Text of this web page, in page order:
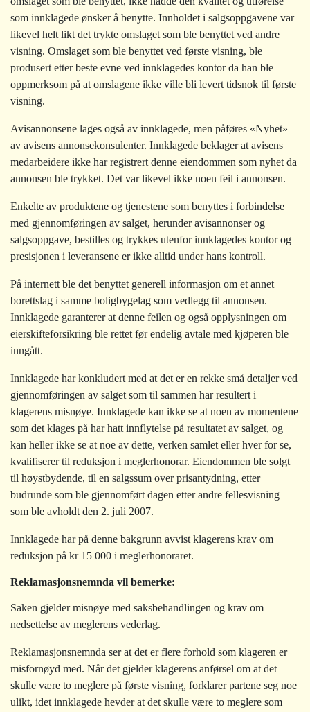
som innklagede ønsker å benytte. Innholdet i salgsoppgavene var
likevel helt likt det trykte omslaget som ble benyttet ved andre
visning. Omslaget som ble benyttet ved første visning, ble
produsert etter beste evne ved innklagedes kontor da han ble
oppmerksom på at omslagene ikke ville bli levert tidsnok til første
visning.
Avisannonsene lages også av innklagede, men påføres «Nyhet»
av avisens annonsekonsulenter. Innklagede beklager at avisens
medarbeidere ikke har registrert denne eiendommen som nyhet da
annonsen ble trykket. Det var likevel ikke noen feil i annonsen.
Enkelte av produktene og tjenestene som benyttes i forbindelse
med gjennomføringen av salget, herunder avisannonser og
salgsoppgave, bestilles og trykkes utenfor innklagedes kontor og
presisjonen i leveransene er ikke alltid under hans kontroll.
På internett ble det benyttet generell informasjon om et annet
borettslag i samme boligbygelag som vedlegg til annonsen.
Innklagede garanterer at denne feilen og også opplysningen om
eierskifteforsikring ble rettet før endelig avtale med kjøperen ble
inngått.
Innklagede har konkludert med at det er en rekke små detaljer ved
gjennomføringen av salget som til sammen har resultert i
klagerens misnøye. Innklagede kan ikke se at noen av momentene
som det klages på har hatt innflytelse på resultatet av salget, og
kan heller ikke se at noe av dette, verken samlet eller hver for se,
kvalifiserer til reduksjon i meglerhonorar. Eiendommen ble solgt
til høystbydende, til en salgssum over prisantydning, etter
budrunde som ble gjennomført dagen etter andre fellesvisning
som ble avholdt den 2. juli 2007.
Innklagede har på denne bakgrunn avvist klagerens krav om
reduksjon på kr 15 000 i meglerhonoraret.
Reklamasjonsnemnda vil bemerke:
Saken gjelder misnøye med saksbehandlingen og krav om
nedsettelse av meglerens vederlag.
Reklamasjonsnemnda ser at det er flere forhold som klageren er
misfornøyd med. Når det gjelder klagerens anførsel om at det
skulle være to meglere på første visning, forklarer partene seg noe
ulikt, idet innklagede hevder at det skulle være to meglere som